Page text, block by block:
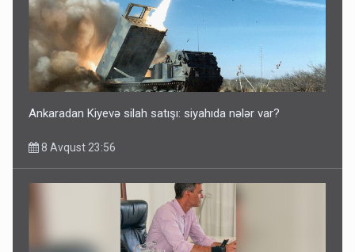
Ankaradan Kiyevə silah satışı: siyahıda nələr var?
8 Avqust 23:56